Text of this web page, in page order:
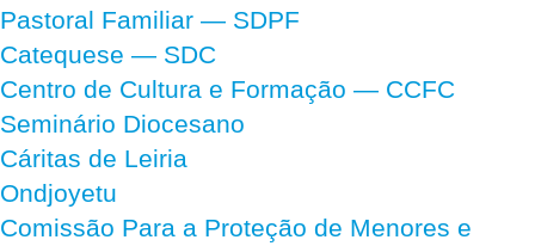
Pastoral Familiar — SDPF
Catequese — SDC
Centro de Cultura e Formação — CCFC
Seminário Diocesano
Cáritas de Leiria
Ondjoyetu
Comissão Para a Proteção de Menores e